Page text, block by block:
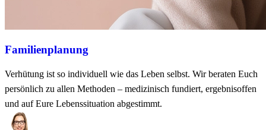
Familienplanung
Verhütung ist so individuell wie das Leben selbst. Wir beraten Euch
persönlich zu allen Methoden – medizinisch fundiert, ergebnisoffen
und auf Eure Lebenssituation abgestimmt.